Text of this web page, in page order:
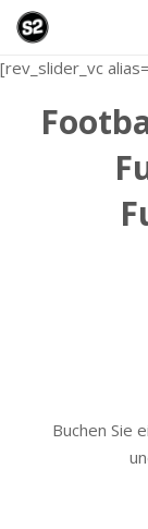
[rev_slider_vc
Buchen Sie